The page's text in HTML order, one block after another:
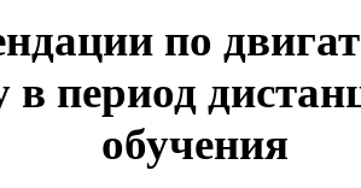
по
период
обучения